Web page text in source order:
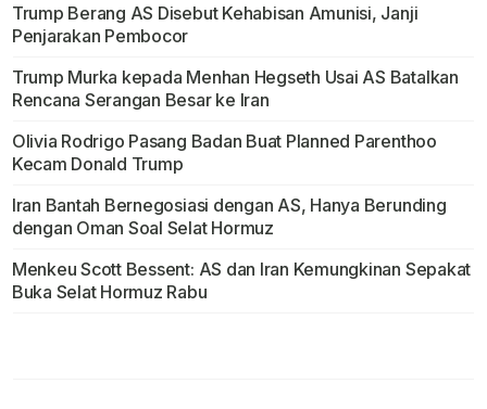
Trump Berang AS Disebut Kehabisan Amunisi, Janji
Penjarakan Pembocor
Trump Murka kepada Menhan Hegseth Usai AS Batalkan
Rencana Serangan Besar ke Iran
Olivia Rodrigo Pasang Badan Buat Planned Parenthoo
Kecam Donald Trump
Iran Bantah Bernegosiasi dengan AS, Hanya Berunding
dengan Oman Soal Selat Hormuz
Menkeu Scott Bessent: AS dan Iran Kemungkinan Sepakat
Buka Selat Hormuz Rabu